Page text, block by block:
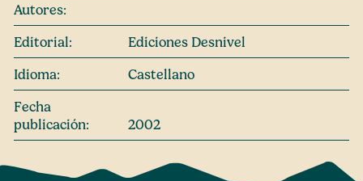
Autores:
Editorial:
Ediciones Desnivel
Idioma:
Castellano
Fecha
publicación:
2002